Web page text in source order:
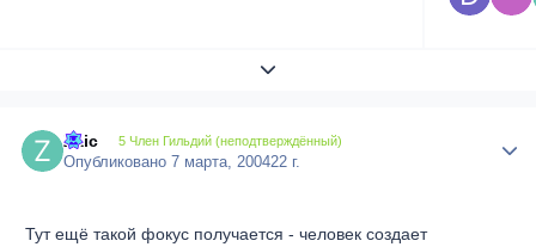
Развернуть обзор темы
Zaic 5 Член Гильдий (неподтверждённый)
Опубликовано7 марта, 200422 г.
Тут ещё такой фокус получается - человек создает